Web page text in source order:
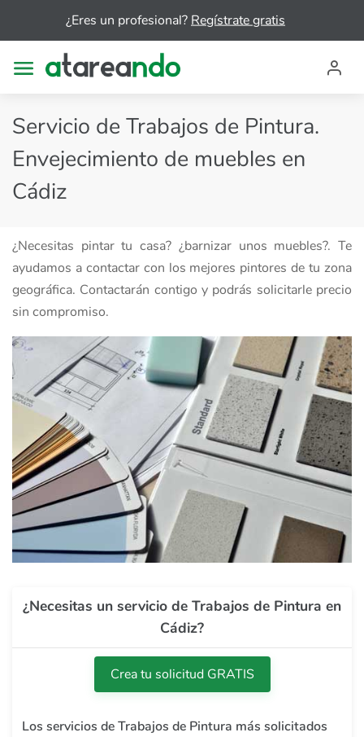
¿Eres un profesional?Regístrate gratis
Servicio de Trabajos de Pintura.
Envejecimiento de muebles en
Cádiz
¿Necesitas pintar tu casa? ¿barnizar unos muebles?. Te
ayudamos a contactar con los mejores pintores de tu zona
geográfica. Contactarán contigo y podrás solicitarle precio
sin compromiso.
¿Necesitas un servicio de Trabajos de Pintura en
Cádiz?
Crea tu solicitud GRATIS
Los servicios de Trabajos de Pintura más solicitados